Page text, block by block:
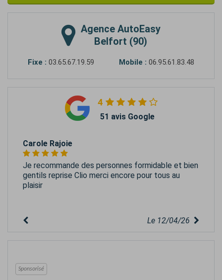
Agence AutoEasy
Belfort (90)
Fixe : 03.65.67.19.59 Mobile : 06.95.61.83.48
4
51 avis Google
Carole Rajoie
Je recommande des personnes formidable et bien
gentils reprise Clio merci encore pour tous au
plaisir
Le 12/04/26